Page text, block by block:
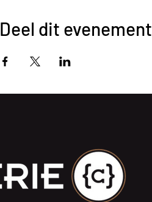
Deel dit evenement